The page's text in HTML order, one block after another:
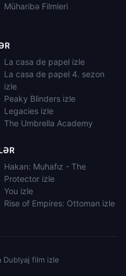
Müharibə Filmleri
La casa de papel izle
La casa de papel 4. sezon
izle
Peaky Blinders izle
Legacies izle
The Umbrella Academy
Hakan: Muhafız - The
Protector izle
You izle
Rise of Empires: Ottoman izle
Dublyaj film izle